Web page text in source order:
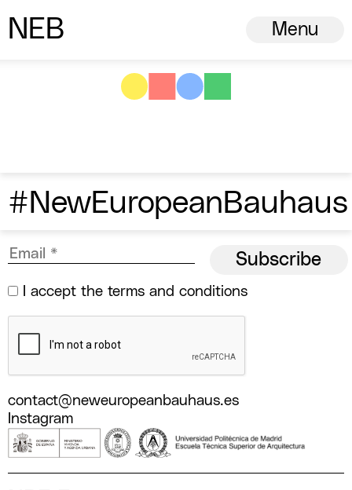
N ew
European
B Menu
#NewEuropeanBauhaus
I accept the terms and conditions
contact@neweuropeanbauhaus.es
Instagram